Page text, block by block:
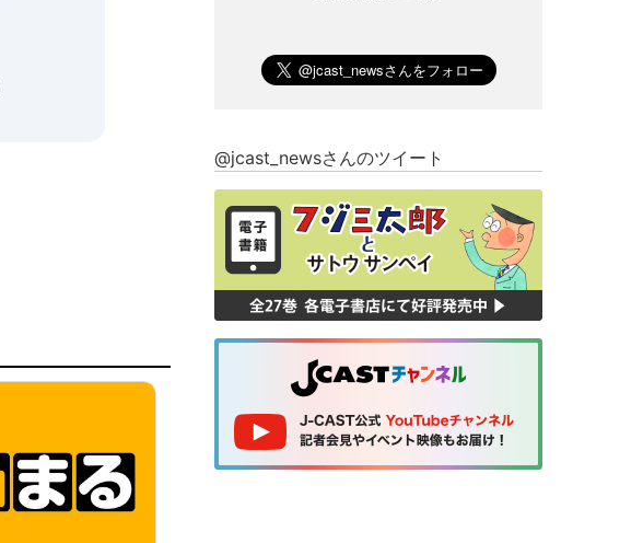
@jcast_newsさんのツイート